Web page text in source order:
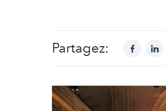
Partagez: facebook